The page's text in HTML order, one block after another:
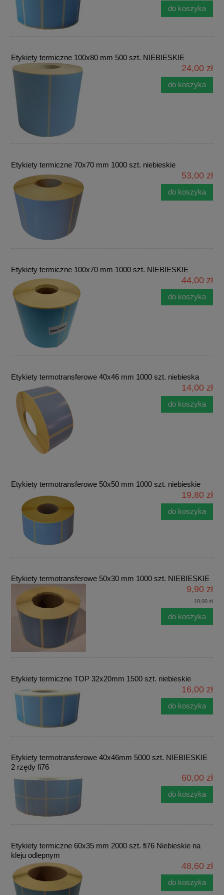
do koszyka
Etykiety termiczne 100x80 mm 500 szt. NIEBIESKIE
24,00 zł
do koszyka
Etykiety termiczne 70x70 mm 1000 szt. niebieskie
53,00 zł
do koszyka
Etykiety termiczne 100x70 mm 1000 szt. NIEBIESKIE
44,00 zł
do koszyka
Etykiety termotransferowe 40x46 mm 1000 szt. niebieska
14,00 zł
do koszyka
Etykiety termotransferowe 50x50 mm 1000 szt. niebieskie
19,80 zł
do koszyka
Etykiety termotransferowe 50x30 mm 1000 szt. NIEBIESKIE
9,90 zł
18,00 zł
do koszyka
Etykiety termiczne TOP 32x20mm 1500 szt. niebieskie
16,00 zł
do koszyka
Etykiety termotransferowe 40x46mm 5000 szt. NIEBIESKIE
2 rzędy fi76
60,00 zł
do koszyka
Etykiety termiczne 60x35 mm 2000 szt. fi76 Niebieskie na
kleju odlepnym
48,60 zł
do koszyka